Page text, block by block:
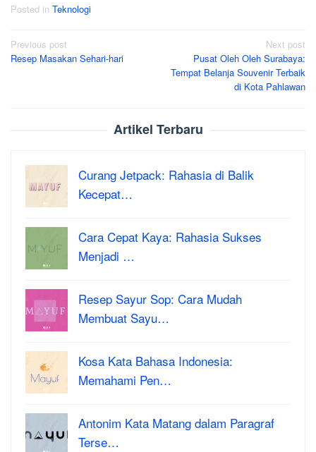
Posted in Teknologi
Post
navigation
Previous post
Resep Masakan Sehari-hari
Next post
Pusat Oleh Oleh Surabaya:
Tempat Belanja Souvenir Terbaik
di Kota Pahlawan
Artikel Terbaru
Curang Jetpack: Rahasia di Balik
Kecepat…
Cara Cepat Kaya: Rahasia Sukses
Menjadi …
Resep Sayur Sop: Cara Mudah
Membuat Sayu…
Kosa Kata Bahasa Indonesia:
Memahami Pen…
Antonim Kata Matang dalam Paragraf
Terse…